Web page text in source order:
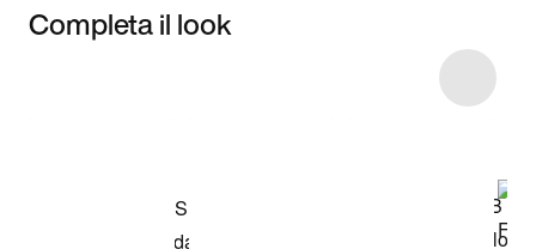
Completa il look